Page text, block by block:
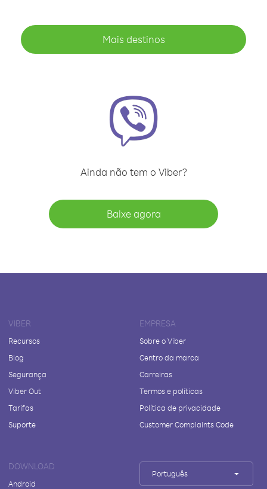
Mais destinos
Ainda não tem o Viber?
Baixe agora
VIBER
Recursos
Blog
Segurança
Viber Out
Tarifas
Suporte
EMPRESA
Sobre o Viber
Centro da marca
Carreiras
Termos e políticas
Política de privacidade
Customer Complaints Code
DOWNLOAD
Android
Português